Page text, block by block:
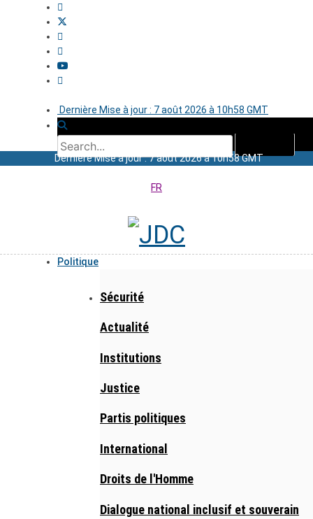
Dernière Mise à jour : 7 août 2026 à 10h58 GMT
Dernière Mise à jour : 7 août 2026 à 10h58 GMT
FR
Politique
Sécurité
Actualité
Institutions
Justice
Partis politiques
International
Droits de l'Homme
Dialogue national inclusif et souverain